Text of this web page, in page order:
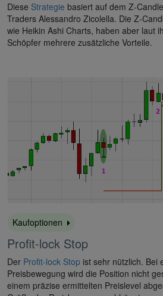
Diese Strategie basiert auf dem Z-
Traders Alessandro Zicolella. Die Z-
wie Heikin Ashi Charts, haben aber laut
Schöpfer mehrere zusätzliche Vorteile.
Kaufoptionen
Profit-lock Stop
Der Profit-lock Stop ist sehr nützlich. Bei
Preisbewegung wird die Position nicht
einem präzise ermittelten Preislevel